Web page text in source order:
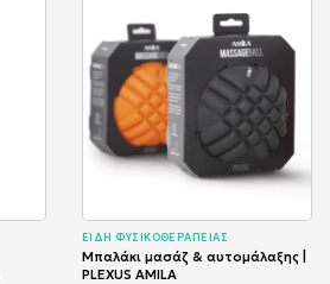
ΕΙΔΗ ΦΥΣΙΚΟΘΕΡΑΠΕΙΑΣ
Μπαλάκι μασάζ & αυτομάλαξης |
PLEXUS AMILA